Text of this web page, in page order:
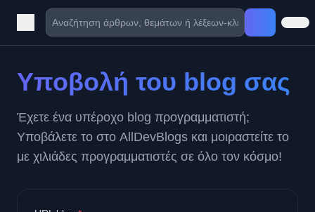
Υποβολή του blog σας
Έχετε ένα υπέροχο blog προγραμματιστή;
Υποβάλετε το στο AllDevBlogs και μοιραστείτε το
με χιλιάδες προγραμματιστές σε όλο τον κόσμο!